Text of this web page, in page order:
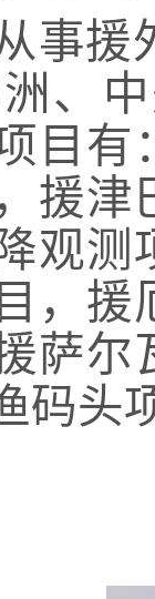
事援
、
目
援
观
，
萨
码头